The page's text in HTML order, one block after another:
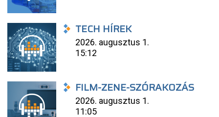
TECH HÍREK
2026. augusztus 1.
15:12
FILM-ZENE-SZÓRAKOZÁS
2026. augusztus 1.
11:05